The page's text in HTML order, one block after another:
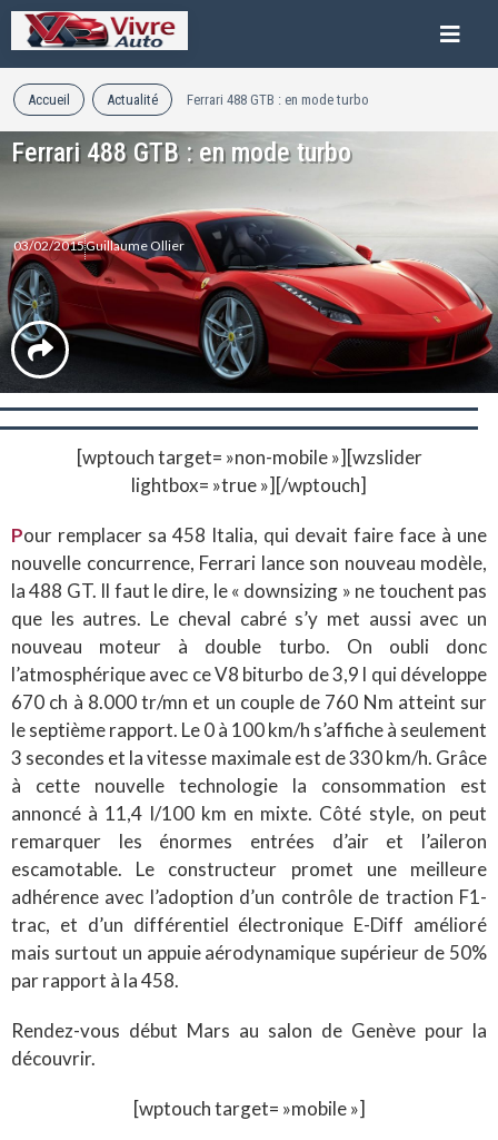
Accueil Actualité Ferrari 488 GTB : en mode turbo
Ferrari 488 GTB : en mode turbo
03/02/2015Guillaume Ollier
[wptouch target= »non-mobile »][wzslider
lightbox= »true »][/wptouch]
Pour remplacer sa 458 Italia, qui devait faire face à une
nouvelle concurrence, Ferrari lance son nouveau modèle,
la 488 GT. Il faut le dire, le « downsizing » ne touchent pas
que les autres. Le cheval cabré s’y met aussi avec un
nouveau moteur à double turbo. On oubli donc
l’atmosphérique avec ce V8 biturbo de 3,9 l qui développe
670 ch à 8.000 tr/mn et un couple de 760 Nm atteint sur
le septième rapport. Le 0 à 100 km/h s’affiche à seulement
3 secondes et la vitesse maximale est de 330 km/h. Grâce
à cette nouvelle technologie la consommation est
annoncé à 11,4 l/100 km en mixte. Côté style, on peut
remarquer les énormes entrées d’air et l’aileron
escamotable. Le constructeur promet une meilleure
adhérence avec l’adoption d’un contrôle de traction F1-
trac, et d’un différentiel électronique E-Diff amélioré
mais surtout un appuie aérodynamique supérieur de 50%
par rapport à la 458.
Rendez-vous début Mars au salon de Genève pour la
découvrir.
[wptouch target= »mobile »]